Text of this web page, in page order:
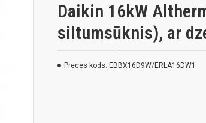
Daikin 16kW
siltumsūknis), ar
Preces kods: EBBX16D9W/ERLA16DW1